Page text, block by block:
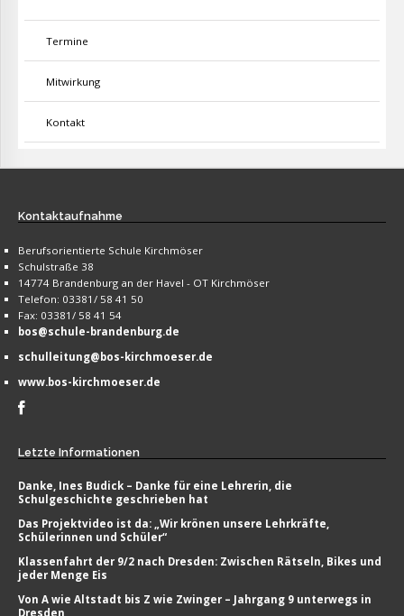
Termine
Mitwirkung
Kontakt
Kontaktaufnahme
Berufsorientierte Schule Kirchmöser
Schulstraße 38
14774 Brandenburg an der Havel - OT Kirchmöser
Telefon: 03381/ 58 41 50
Fax: 03381/ 58 41 54
bos@schule-brandenburg.de
schulleitung@bos-kirchmoeser.de
www.bos-kirchmoeser.de
Letzte Informationen
Danke, Ines Budick – Danke für eine Lehrerin, die
Schulgeschichte geschrieben hat
Das Projektvideo ist da: „Wir krönen unsere Lehrkräfte,
Schülerinnen und Schüler“
Klassenfahrt der 9/2 nach Dresden: Zwischen Rätseln, Bikes und
jeder Menge Eis
Von A wie Altstadt bis Z wie Zwinger – Jahrgang 9 unterwegs in
Dresden